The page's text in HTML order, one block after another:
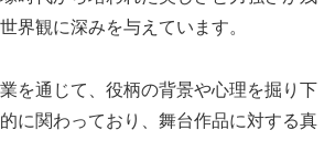
界観に深みを与えています。
を通じて、役柄の背景や心理を掘り下
に関わっており、舞台作品に対する真